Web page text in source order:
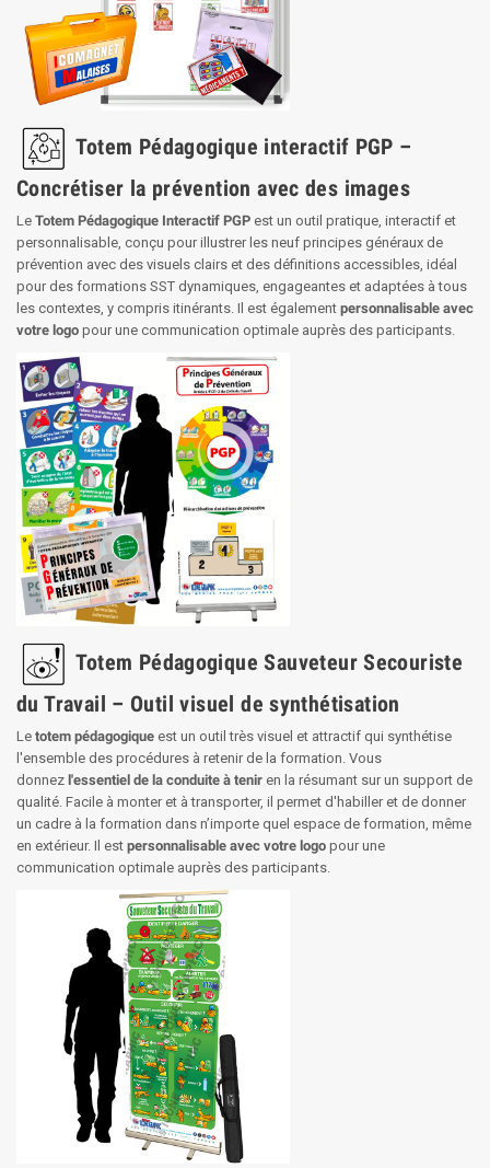
Totem Pédagogique interactif PGP –
Concrétiser la prévention avec des images
Le Totem Pédagogique Interactif PGP est un outil pratique, interactif et
personnalisable, conçu pour illustrer les neuf principes généraux de
prévention avec des visuels clairs et des définitions accessibles, idéal
pour des formations SST dynamiques, engageantes et adaptées à tous
les contextes, y compris itinérants. Il est également personnalisable avec
votre logo pour une communication optimale auprès des participants.
Totem Pédagogique Sauveteur Secouriste
du Travail – Outil visuel de synthétisation
Le totem pédagogique est un outil très visuel et attractif qui synthétise
l'ensemble des procédures à retenir de la formation. Vous
donnez l'essentiel de la conduite à tenir en la résumant sur un support de
qualité. Facile à monter et à transporter, il permet d'habiller et de donner
un cadre à la formation dans n’importe quel espace de formation, même
en extérieur. Il est personnalisable avec votre logo pour une
communication optimale auprès des participants.